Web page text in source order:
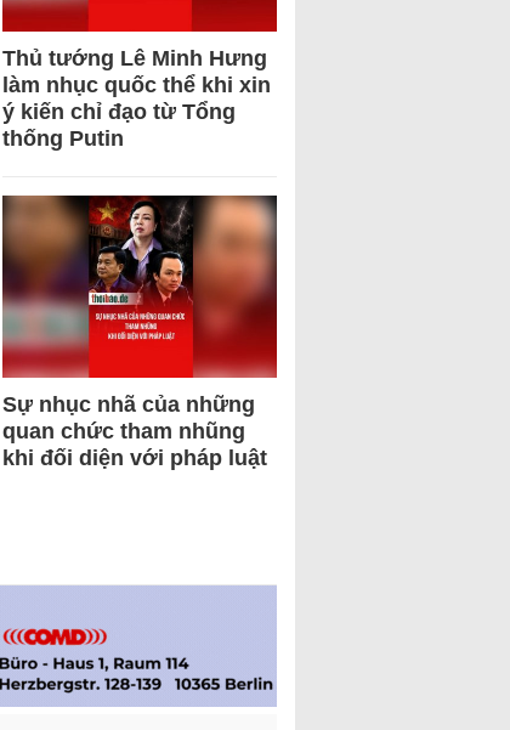
Thủ tướng Lê Minh Hưng
làm nhục quốc thể khi xin
ý kiến chỉ đạo từ Tổng
thống Putin
Sự nhục nhã của những
quan chức tham nhũng
khi đối diện với pháp luật